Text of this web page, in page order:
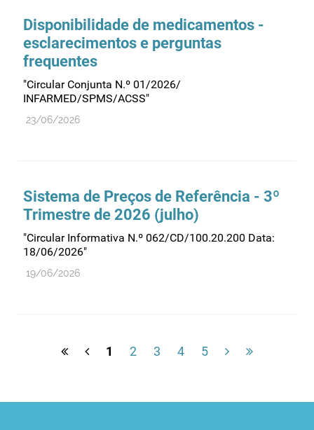
Disponibilidade de medicamentos -
esclarecimentos e perguntas
frequentes
"Circular Conjunta N.º 01/2026/
INFARMED/SPMS/ACSS"
23/06/2026
Sistema de Preços de Referência - 3º
Trimestre de 2026 (julho)
"Circular Informativa N.º 062/CD/100.20.200 Data:
18/06/2026"
19/06/2026
1 2 3 4 5